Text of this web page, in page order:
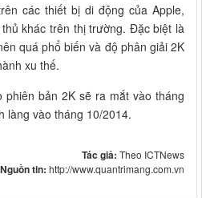
các thiết bị di động của Apple,
khác trên thị trường. Đặc biệt là
quá phổ biến và độ phân giải 2K
xu thế.
phiên bản 2K sẽ ra mắt vào tháng
làng vào tháng 10/2014.
Tác giả: Theo ICTNews
Nguồn tin: http://www.quantrimang.com.vn